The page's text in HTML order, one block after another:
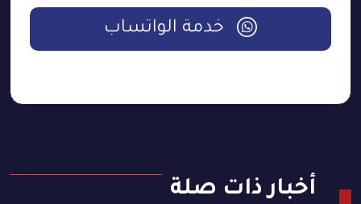
خدمة الواتساب
أخبار ذات صلة